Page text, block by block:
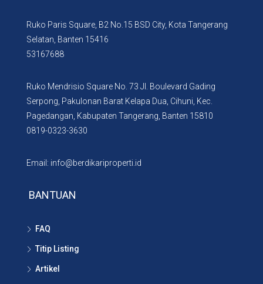
Ruko Paris Square, B2 No.15 BSD City, Kota Tangerang
Selatan, Banten 15416
53167688
Ruko Mendrisio Square No. 73 Jl. Boulevard Gading
Serpong, Pakulonan Barat Kelapa Dua, Cihuni, Kec.
Pagedangan, Kabupaten Tangerang, Banten 15810
0819-0323-3630
Email: info@berdikariproperti.id
BANTUAN
FAQ
Titip Listing
Artikel